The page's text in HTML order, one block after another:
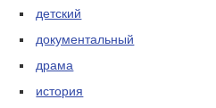
детский
документальный
драма
история